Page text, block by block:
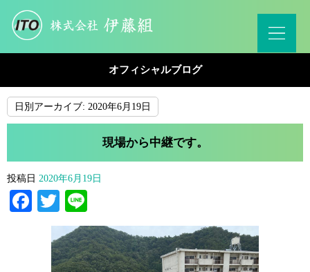
オフィシャルブログ
日別アーカイブ: 2020年6月19日
現場から中継です。
投稿日 2020年6月19日
Facebook
Twitter